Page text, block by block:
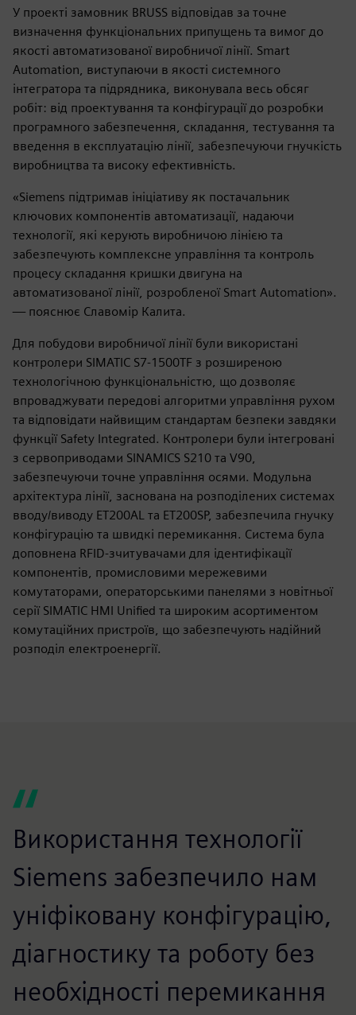
У проекті замовник BRUSS відповідав за точне
визначення функціональних припущень та вимог до
якості автоматизованої виробничої лінії. Smart
Automation, виступаючи в якості системного
інтегратора та підрядника, виконувала весь обсяг
робіт: від проектування та конфігурації до розробки
програмного забезпечення, складання, тестування та
введення в експлуатацію лінії, забезпечуючи гнучкість
виробництва та високу ефективність.
«Siemens підтримав ініціативу як постачальник
ключових компонентів автоматизації, надаючи
технології, які керують виробничою лінією та
забезпечують комплексне управління та контроль
процесу складання кришки двигуна на
автоматизованої лінії, розробленої Smart Automation».
— пояснює Славомір Калита.
Для побудови виробничої лінії були використані
контролери SIMATIC S7-1500TF з розширеною
технологічною функціональністю, що дозволяє
впроваджувати передові алгоритми управління рухом
та відповідати найвищим стандартам безпеки завдяки
функції Safety Integrated. Контролери були інтегровані
з сервоприводами SINAMICS S210 та V90,
забезпечуючи точне управління осями. Модульна
архітектура лінії, заснована на розподілених системах
вводу/виводу ET200AL та ET200SP, забезпечила гнучку
конфігурацію та швидкі перемикання. Система була
доповнена RFID-зчитувачами для ідентифікації
компонентів, промисловими мережевими
комутаторами, операторськими панелями з новітньої
серії SIMATIC HMI Unified та широким асортиментом
комутаційних пристроїв, що забезпечують надійний
розподіл електроенергії.
Використання технології
Siemens забезпечило нам
уніфіковану конфігурацію,
діагностику та роботу без
необхідності перемикання